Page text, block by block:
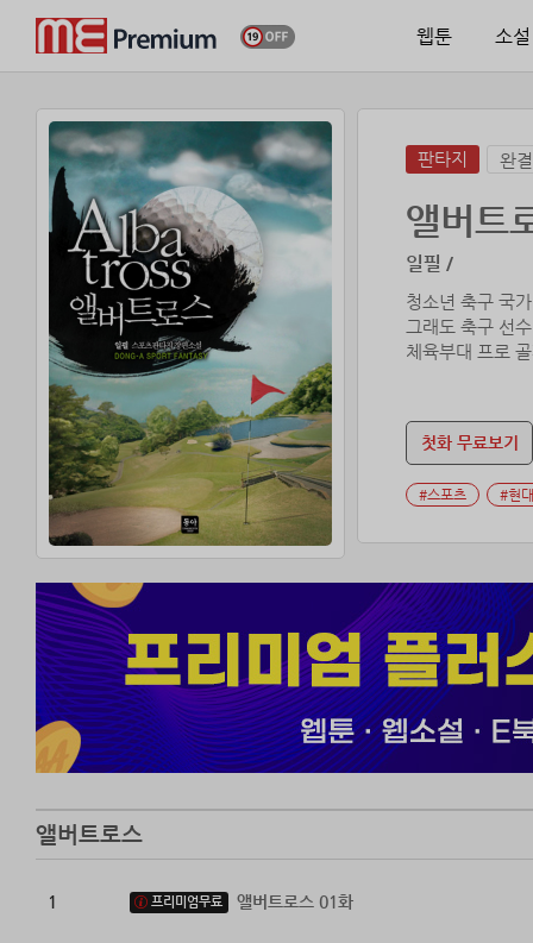
웹툰 소설
판타지 완결
앨버트
일필 /
청소년 축구 국
그래도 축구 선
체육부대 프로
첫화 무료보기
#스포츠 #현대
앨버트로스
1 프리미엄무료 앨버트로스 01화